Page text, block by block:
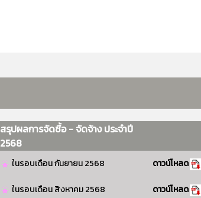
สรุปผลการจัดซื้อ - จัดจ้าง ประจำปี
2568
ในรอบเดือน กันยายน 2568 ดาวน์โหลด
ในรอบเดือน สิงหาคม 2568 ดาวน์โหลด